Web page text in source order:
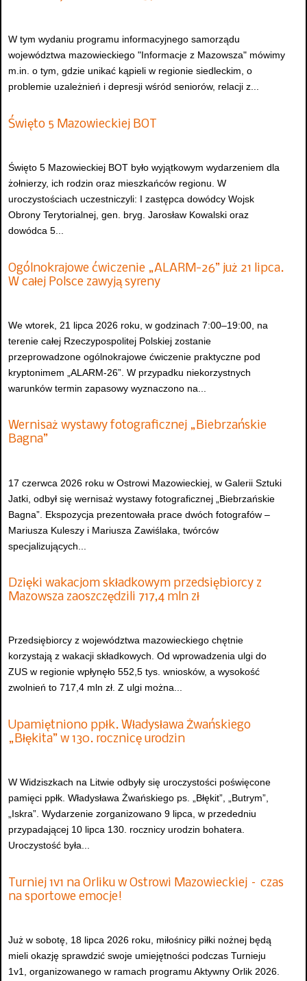
W tym wydaniu programu informacyjnego samorządu
województwa mazowieckiego "Informacje z Mazowsza" mówimy
m.in. o tym, gdzie unikać kąpieli w regionie siedleckim, o
problemie uzależnień i depresji wśród seniorów, relacji z...
Święto 5 Mazowieckiej BOT
Święto 5 Mazowieckiej BOT było wyjątkowym wydarzeniem dla
żołnierzy, ich rodzin oraz mieszkańców regionu. W
uroczystościach uczestniczyli: I zastępca dowódcy Wojsk
Obrony Terytorialnej, gen. bryg. Jarosław Kowalski oraz
dowódca 5...
Ogólnokrajowe ćwiczenie „ALARM-26” już 21 lipca.
W całej Polsce zawyją syreny
We wtorek, 21 lipca 2026 roku, w godzinach 7:00–19:00, na
terenie całej Rzeczypospolitej Polskiej zostanie
przeprowadzone ogólnokrajowe ćwiczenie praktyczne pod
kryptonimem „ALARM-26”. W przypadku niekorzystnych
warunków termin zapasowy wyznaczono na...
Wernisaż wystawy fotograficznej „Biebrzańskie
Bagna”
17 czerwca 2026 roku w Ostrowi Mazowieckiej, w Galerii Sztuki
Jatki, odbył się wernisaż wystawy fotograficznej „Biebrzańskie
Bagna”. Ekspozycja prezentowała prace dwóch fotografów –
Mariusza Kuleszy i Mariusza Zawiślaka, twórców
specjalizujących...
Dzięki wakacjom składkowym przedsiębiorcy z
Mazowsza zaoszczędzili 717,4 mln zł
Przedsiębiorcy z województwa mazowieckiego chętnie
korzystają z wakacji składkowych. Od wprowadzenia ulgi do
ZUS w regionie wpłynęło 552,5 tys. wniosków, a wysokość
zwolnień to 717,4 mln zł. Z ulgi można...
Upamiętniono ppłk. Władysława Żwańskiego
„Błękita” w 130. rocznicę urodzin
W Widziszkach na Litwie odbyły się uroczystości poświęcone
pamięci ppłk. Władysława Żwańskiego ps. „Błękit”, „Butrym”,
„Iskra”. Wydarzenie zorganizowano 9 lipca, w przededniu
przypadającej 10 lipca 130. rocznicy urodzin bohatera.
Uroczystość była...
Turniej 1v1 na Orliku w Ostrowi Mazowieckiej – czas
na sportowe emocje!
Już w sobotę, 18 lipca 2026 roku, miłośnicy piłki nożnej będą
mieli okazję sprawdzić swoje umiejętności podczas Turnieju
1v1, organizowanego w ramach programu Aktywny Orlik 2026.